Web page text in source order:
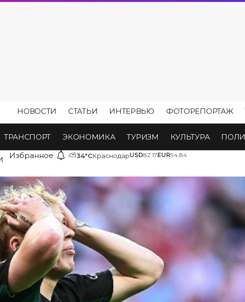
НОВОСТИ СТАТЬИ ИНТЕРВЬЮ ФОТОРЕПОРТАЖ
ТРАНСПОРТ ЭКОНОМИКА ТУРИЗМ КУЛЬТУРА
Избранное ⛅34°CКраснодарUSD82.17EUR94.84